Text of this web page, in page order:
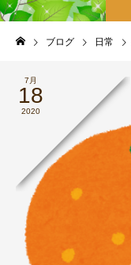
ブログ 日常
7月
18
2020